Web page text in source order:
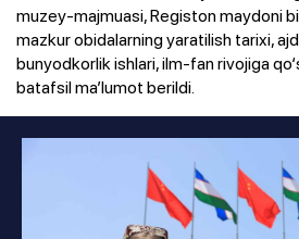
muzey-majmuasi, Registon maydoni
mazkur obidalarning yaratilish tarixi,
bunyodkorlik ishlari, ilm-fan rivojiga
batafsil ma’lumot berildi.